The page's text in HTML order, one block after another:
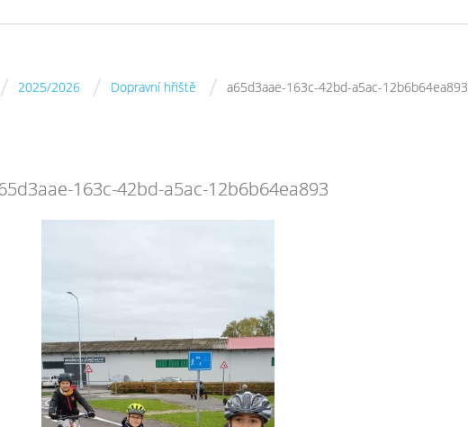
/ 2025/2026 / Dopravní hřiště / a65d3aae-163c-42bd-a5ac-12b6b64ea893
163c-42bd-a5ac-12b6b64ea893